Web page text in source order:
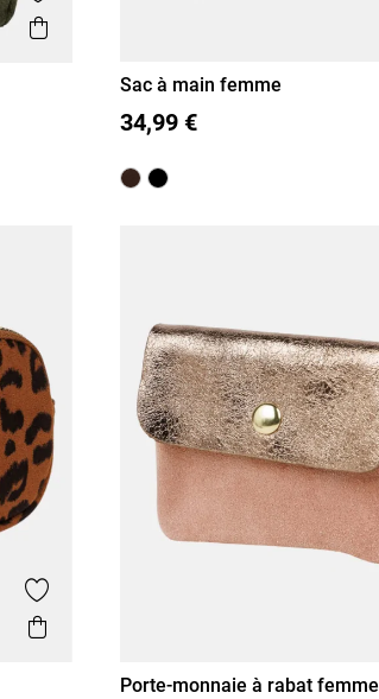
Ajouter aux favoris
Aperçu rapide
T U
Sac à main femme
34,99 €
Ajouter aux favoris
Aperçu rapide
Porte-monnaie à rabat femme